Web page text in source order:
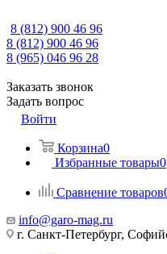
8 (812) 900 46 96
8 (812) 900 46 96
8 (965) 046 96 28
Заказать звонок
Задать вопрос
Войти
Корзина0
Избранные товары0
Сравнение товаров
info@garo-mag.ru
г. Санкт-Петербург,